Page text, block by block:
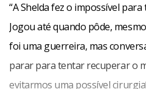
“A Shelda fez o impossível
Jogou até quando pôde,
foi uma guerreira, mas
parar para tentar recuperar o
evitarmos uma possível